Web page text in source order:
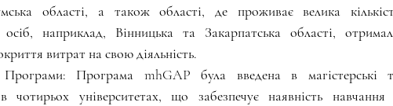
області, а також області, де проживає велика
наприклад, Вінницька та Закарпатська області,
витрат на свою діяльність.
Програми: Програма mhGAP була введена в магістерські
чотирьох університетах, що забезпечує наявність навчання